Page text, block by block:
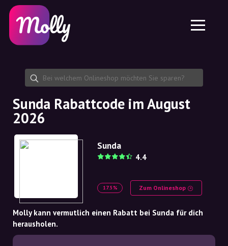
Hautpflege
Haarpflege
Rabattcode teilen
Funktionen
Jobs
Über uns
Partnerschaft
Plattform
Molly für iPhone und iPad
Molly für Android
DE
EN
NO
DE
Sunda Rabattcode im August
2026
Sunda
4.4
17.5% Zum Onlineshop
Molly kann vermutlich einen Rabatt bei Sunda für dich
herausholen.